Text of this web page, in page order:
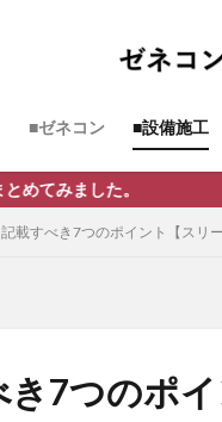
■ゼネコン ■設備施工
載すべき7つのポイント【スリ
7つのポ